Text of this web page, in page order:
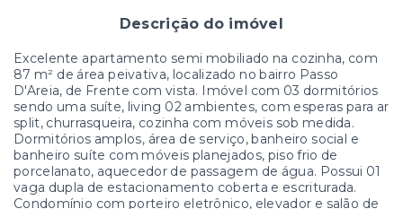
Descrição do imóvel
Excelente apartamento semi mobiliado na cozinha, com
87 m² de área peivativa, localizado no bairro Passo
D'Areia, de Frente com vista. Imóvel com 03 dormitórios
sendo uma suíte, living 02 ambientes, com esperas para ar
split, churrasqueira, cozinha com móveis sob medida.
Dormitórios amplos, área de serviço, banheiro social e
banheiro suíte com móveis planejados, piso frio de
porcelanato, aquecedor de passagem de água. Possui 01
vaga dupla de estacionamento coberta e escriturada.
Condomínio com porteiro eletrônico, elevador e salão de